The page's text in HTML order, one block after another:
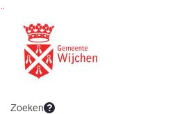
Ga naar de inhoud van deze pagina
Ga naar het zoeken
Ga naar het menu
Zoeken